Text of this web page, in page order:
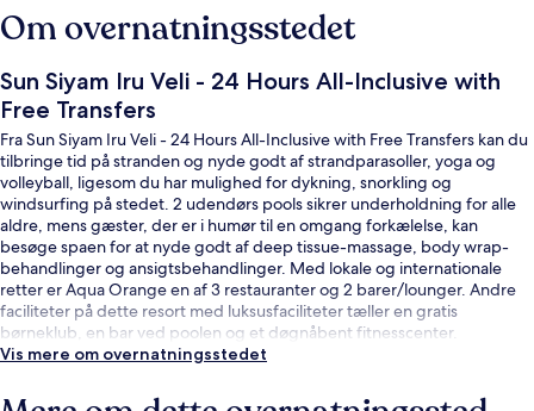
Om overnatningsstedet
Sun Siyam Iru Veli - 24 Hours All-Inclusive with
Free Transfers
Fra Sun Siyam Iru Veli - 24 Hours All-Inclusive with Free Transfers kan du
tilbringe tid på stranden og nyde godt af strandparasoller, yoga og
volleyball, ligesom du har mulighed for dykning, snorkling og
windsurfing på stedet. 2 udendørs pools sikrer underholdning for alle
aldre, mens gæster, der er i humør til en omgang forkælelse, kan
besøge spaen for at nyde godt af deep tissue-massage, body wrap-
behandlinger og ansigtsbehandlinger. Med lokale og internationale
retter er Aqua Orange en af 3 restauranter og 2 barer/lounger. Andre
faciliteter på dette resort med luksusfaciliteter tæller en gratis
børneklub, en bar ved poolen og et døgnåbent fitnesscenter.
Vis mere om overnatningsstedet